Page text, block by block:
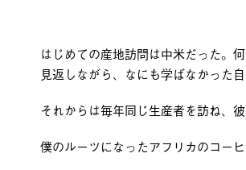
はじめての産地訪問は中米だった。
見返しながら、なにも学ばなかった
それからは毎年同じ生産者を訪ね、
僕のルーツになったアフリカのコー